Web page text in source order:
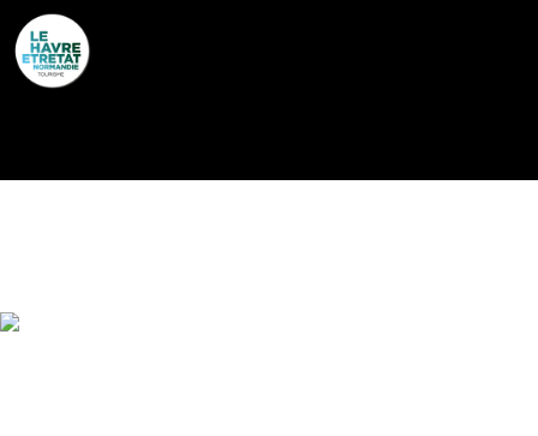
Cookies management panel